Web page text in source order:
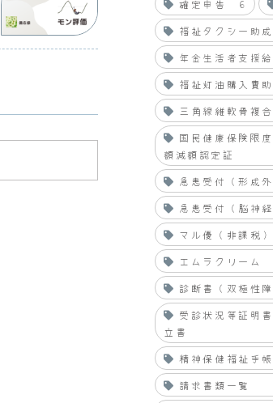
確定申告
6
福祉タクシー助
年金生活者支援
福祉灯油購入費助
三角線維軟骨複
国民健康保険限
額減額認定証
急患受付（形成外
急患受付（脳神経
マル優（非課税）
エムラクリーム
診断書（双極性障
受診状況等証明
立書
精神保健福祉手帳
請求書類一覧